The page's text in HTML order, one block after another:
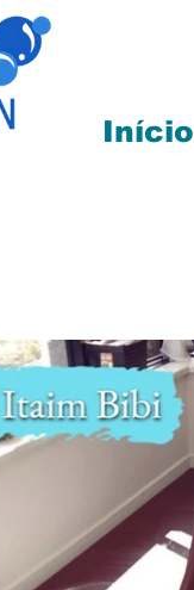
Início